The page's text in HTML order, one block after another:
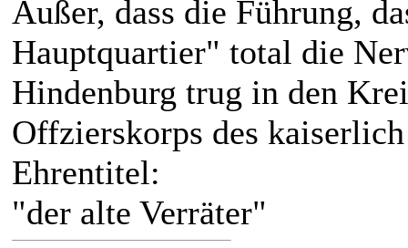
Außer, dass die Führung,
Hauptquartier" total die
Hindenburg trug in den
Offzierskorps des
Ehrentitel:
"der alte Verräter"